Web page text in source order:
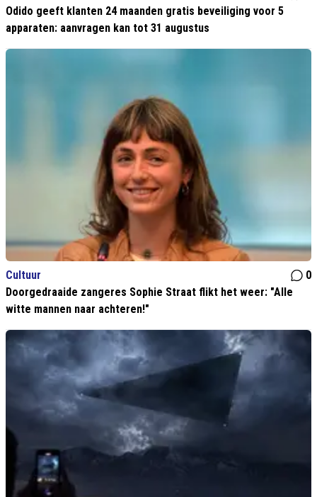
Odido geeft klanten 24 maanden gratis beveiliging voor 5
apparaten: aanvragen kan tot 31 augustus
Cultuur
0
Doorgedraaide zangeres Sophie Straat flikt het weer: "Alle
witte mannen naar achteren!"